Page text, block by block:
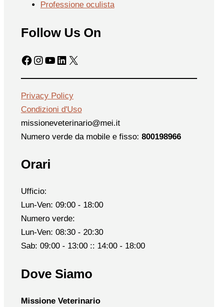
Professione oculista
Follow Us On
Facebook
Instagram
YouTube
LinkedIn
X
Privacy Policy
Condizioni d'Uso
missioneveterinario@mei.it
Numero verde da mobile e fisso: 800198966
Orari
Ufficio:
Lun-Ven: 09:00 - 18:00
Numero verde:
Lun-Ven: 08:30 - 20:30
Sab: 09:00 - 13:00 :: 14:00 - 18:00
Dove Siamo
Missione Veterinario